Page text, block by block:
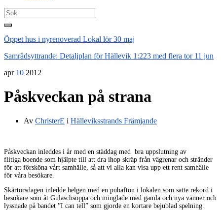
Search
for:
Öppet hus i nyrenoverad Lokal lör 30 maj
Samrådsyttrande: Detaljplan för Hällevik 1:223 med flera tor 11 jun
apr 10 2012
Påskveckan på strana
Av ChristerE i Hälleviksstrands Främjande
Påskveckan inleddes i år med en städdag med bra uppslutning av
flitiga boende som hjälpte till att dra ihop skräp från vägrenar och stränder
för att försköna vårt samhälle, så att vi alla kan visa upp ett rent samhälle
för våra besökare.
Skärtorsdagen inledde helgen med en pubafton i lokalen som satte rekord i
besökare som åt Gulaschsoppa och minglade med gamla och nya vänner och
lyssnade på bandet ”I can tell” som gjorde en kortare bejublad spelning.